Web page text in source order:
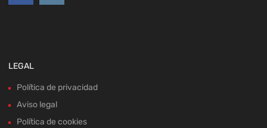
LEGAL
Política de privacidad
Aviso legal
Política de cookies